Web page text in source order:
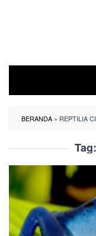
BERANDA » REPTILIA
Tag: